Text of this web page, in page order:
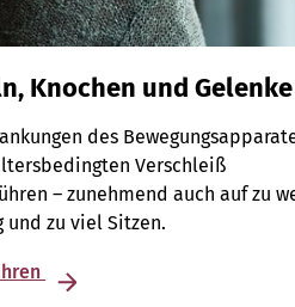
Knochen und Gelenke
des
Verschleiß
– zunehmend auch auf zu
und zu viel Sitzen.